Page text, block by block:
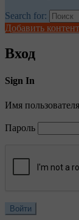
Search for:
Добавить
Вход
Sign In
Имя
Пароль